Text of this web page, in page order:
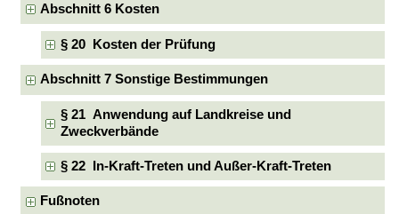
Abschnitt 6 Kosten
§ 20 Kosten der Prüfung
Abschnitt 7 Sonstige Bestimmungen
§ 21 Anwendung auf Landkreise und
Zweckverbände
§ 22 In-Kraft-Treten und Außer-Kraft-Treten
Fußnoten